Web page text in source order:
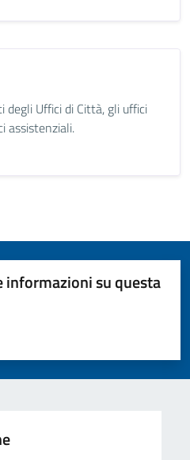
Uffici di Città, gli uffici
assistenziali.
informazioni su questa
su 5
5